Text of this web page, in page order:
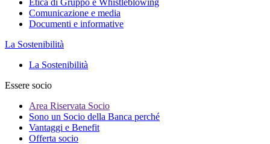
Etica di Gruppo e Whistleblowing
Comunicazione e media
Documenti e informative
La Sostenibilità
La Sostenibilità
Essere socio
Area Riservata Socio
Sono un Socio della Banca perché
Vantaggi e Benefit
Offerta socio